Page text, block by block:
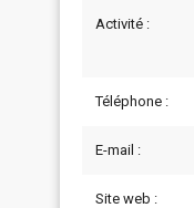
Activité :
Téléphone :
E-mail :
Site web :